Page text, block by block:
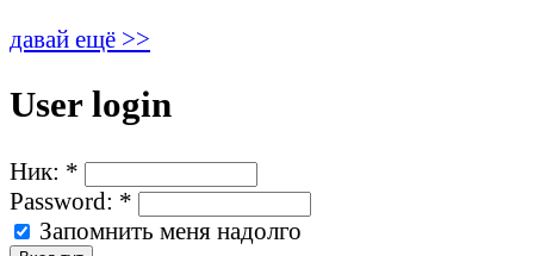
давай ещё >>
User login
Ник: *
Password: *
Запомнить меня надолго